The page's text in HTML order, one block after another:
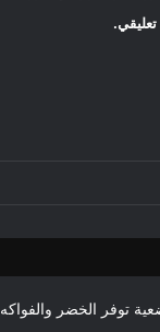
تعليقي.
توفر الخضر والفواكه